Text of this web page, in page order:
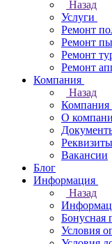
Назад
Услуги
Ремонт
Ремонт
Ремонт
Ремонт
Компания
Назад
Компания
О
Реквизиты
Вакансии
Блог
Информация
Назад
Бонусная
Условия